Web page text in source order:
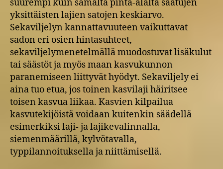
suurempi kuin samalta pinta-alalta saatujen
yksittäisten lajien satojen keskiarvo.
Sekaviljelyn kannattavuuteen vaikuttavat
sadon eri osien hintasuhteet,
sekaviljelymenetelmällä muodostuvat lisäkulut
tai säästöt ja myös maan kasvukunnon
paranemiseen liittyvät hyödyt. Sekaviljely ei
aina tuo etua, jos toinen kasvilaji häiritsee
toisen kasvua liikaa. Kasvien kilpailua
kasvutekijöistä voidaan kuitenkin säädellä
esimerkiksi laji- ja lajikevalinnalla,
siemenmäärillä, kylvötavalla,
typpilannoituksella ja niittämisellä.